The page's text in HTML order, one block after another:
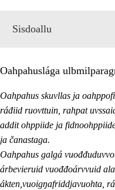
Sisdoallu
Oahpahuslága
Oahpahus skuvllas ja
ráđiid ruovttuin, rahpat
addit ohppiide ja
ja čanastaga.
Oahpahus galgá
árbevieruid vuođđoárvvuid
ákten,vuoigŋafriddjavuohta,